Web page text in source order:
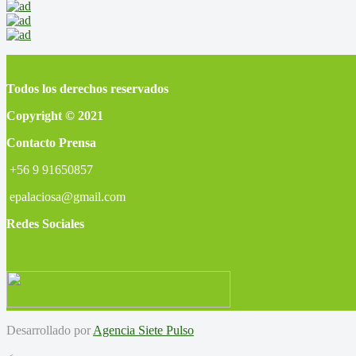
Todos los derechos reservados
Copyright © 2021
Contacto Prensa
+56 9 91650857
epalaciosa@gmail.com
Redes Sociales
Desarrollado por Agencia Siete Pulso